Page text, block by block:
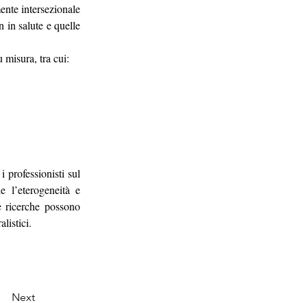
intersezionale
in salute e quelle
misura, tra cui:
professionisti sul
l’eterogeneità e
possono
Next